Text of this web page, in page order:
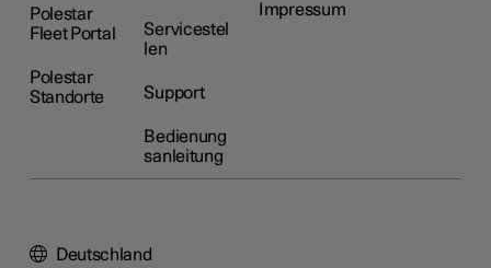
Polestar
Fleet Portal
Polestar
Standorte
Servicestel
len
Support
Bedienung
sanleitung
Impressum
Deutschland